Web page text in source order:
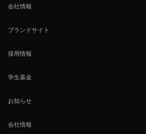
会社情報
ブランドサイト
採用情報
学生基金
お知らせ
会社情報